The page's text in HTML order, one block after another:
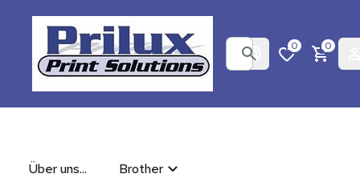
0 0
Über uns...
Brother